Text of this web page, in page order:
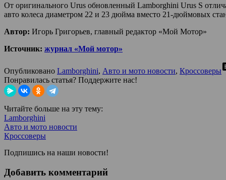
От оригинального Urus обновленный Lamborghini Urus S
авто колеса диаметром 22 и 23 дюйма вместо 21-дюймовых
Автор: Игорь Григорьев, главный редактор «Мой Мотор»
Источник: журнал «Мой мотор»
Опубликовано Lamborghini, Авто и мото новости, Кроссоверы
Понравилась статья? Поддержите нас!
Читайте больше на эту тему:
Lamborghini
Авто и мото новости
Кроссоверы
Подпишись на наши новости!
Добавить комментарий